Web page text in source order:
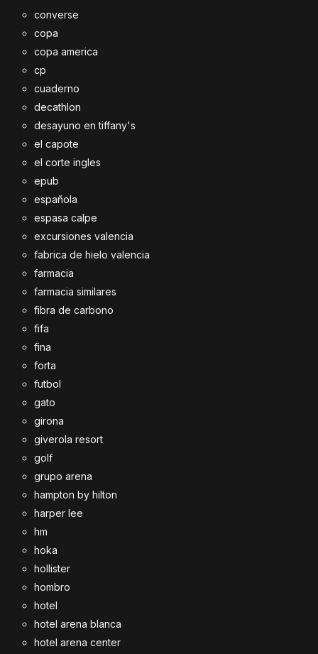
converse
copa
copa america
cp
cuaderno
decathlon
desayuno en tiffany's
el capote
el corte ingles
epub
española
espasa calpe
excursiones valencia
fabrica de hielo valencia
farmacia
farmacia similares
fibra de carbono
fifa
fina
forta
futbol
gato
girona
giverola resort
golf
grupo arena
hampton by hilton
harper lee
hm
hoka
hollister
hombro
hotel
hotel arena blanca
hotel arena center